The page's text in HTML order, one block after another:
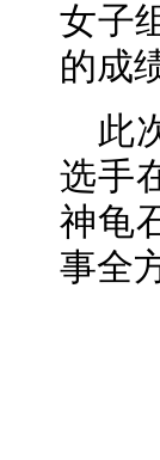
女子
的成
此
选手
神龟
事全